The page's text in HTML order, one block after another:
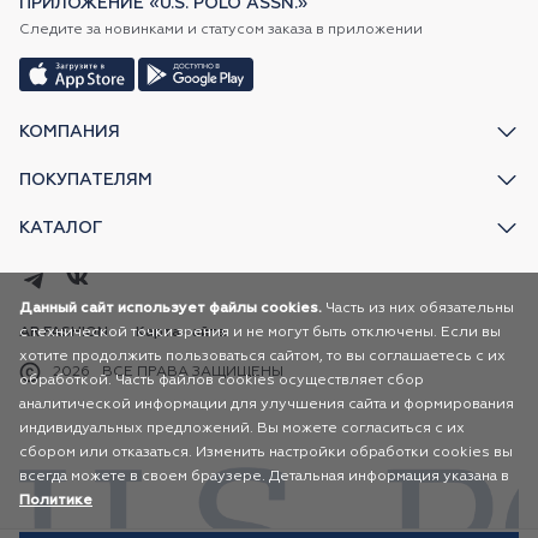
КОМПАНИЯ
ПОКУПАТЕЛЯМ
КАТАЛОГ
ПРИЛОЖЕНИЕ «U.S. POLO ASSN.»
Следите за новинками и статусом заказа в приложении
2026 ВСЕ ПРАВА ЗАЩИЩЕНЫ
AR FASHION Карта сайта
Данный сайт использует файлы cookies. Часть из них обязательны
с технической точки зрения и не могут быть отключены. Если вы
хотите продолжить пользоваться сайтом, то вы соглашаетесь с их
обработкой. Часть файлов cookies осуществляет сбор
аналитической информации для улучшения сайта и формирования
индивидуальных предложений. Вы можете согласиться с их
сбором или отказаться. Изменить настройки обработки cookies вы
всегда можете в своем браузере. Детальная информация указана в
Политике